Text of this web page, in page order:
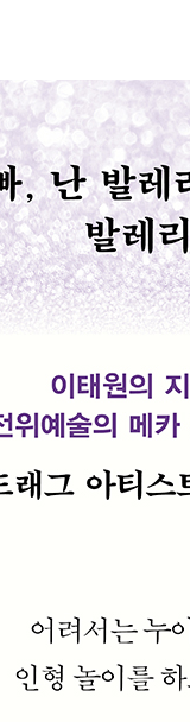
들은 잠에 들어